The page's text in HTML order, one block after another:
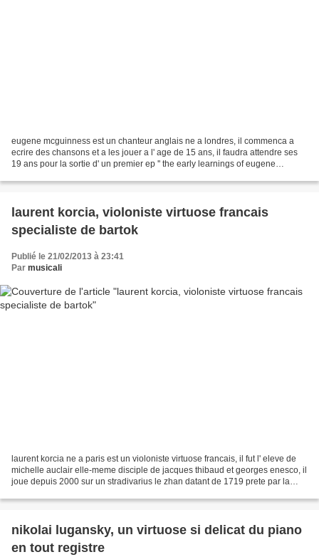
eugene mcguinness est un chanteur anglais ne a londres, il commenca a
ecrire des chansons et a les jouer a l' age de 15 ans, il faudra attendre ses
19 ans pour la sortie d' un premier ep '' the early learnings of eugene
laurent korcia, violoniste virtuose francais
specialiste de bartok
Publié le 21/02/2013 à 23:41
Par musicali
laurent korcia ne a paris est un violoniste virtuose francais, il fut l' eleve de
michelle auclair elle-meme disciple de jacques thibaud et georges enesco, il
joue depuis 2000 sur un stradivarius le zhan datant de 1719 prete par la
nikolai lugansky, un virtuose si delicat du piano
en tout registre